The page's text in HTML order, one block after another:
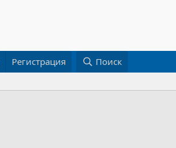
Регистрация Поиск